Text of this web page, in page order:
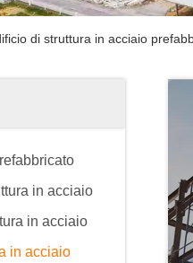
di struttura in acciaio
in acciaio
in acciaio
in acciaio